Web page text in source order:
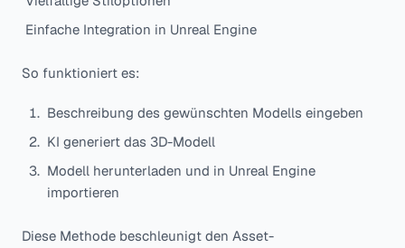
Einfache Integration in Unreal Engine
So funktioniert es:
Beschreibung des gewünschten Modells eingeben
KI generiert das 3D-Modell
Modell herunterladen und in Unreal Engine
importieren
Diese Methode beschleunigt den Asset-